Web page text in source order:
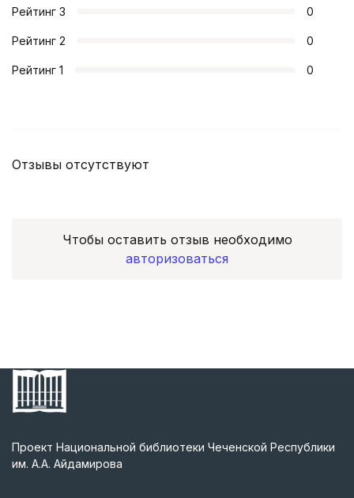
Рейтинг 3 0
Рейтинг 2 0
Рейтинг 1 0
Отзывы отсутствуют
Чтобы оставить отзыв необходимо
авторизоваться
Проект Национальной библиотеки Чеченской Республики
им. А.А. Айдамирова